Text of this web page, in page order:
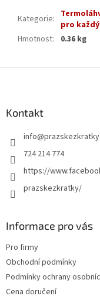
Kategorie: pro
Hmotnost: 0.36 kg
Kontakt
info@
724 214 774
https://
prazskezkratky/
Informace pro vás
Pro firmy
Obchodní podmínky
Podmínky ochrany
Cena doručení